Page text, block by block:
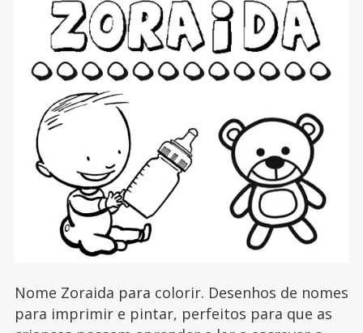
Nome Zoraida para colorir. Desenhos de nomes
para imprimir e pintar, perfeitos para que as